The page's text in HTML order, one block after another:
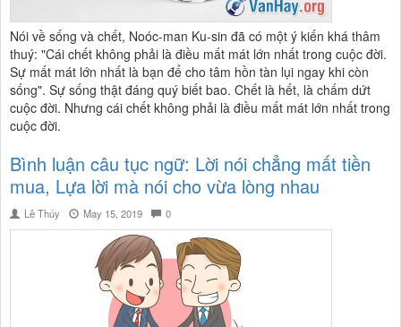
Nói về sống và chết, Noóc-man Ku-sin đã có một ý kiến khá thâm
thuý: "Cái chết không phải là điều mất mát lớn nhất trong cuộc đời.
Sự mất mát lớn nhất là bạn để cho tâm hồn tàn lụi ngay khi còn
sống". Sự sống thật đáng quý biết bao. Chết là hết, là chấm dứt
cuộc đời. Nhưng cái chết không phải là điều mất mát lớn nhất trong
cuộc đời.
Bình luận câu tục ngữ: Lời nói chẳng mất tiền
mua, Lựa lời mà nói cho vừa lòng nhau
Lê Thúy May 15, 2019 0